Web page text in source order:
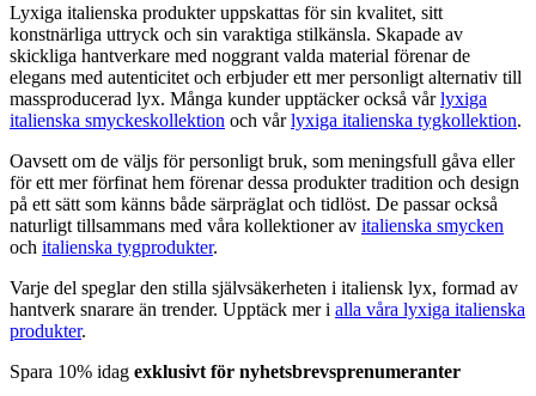
Lyxiga italienska produkter uppskattas för sin kvalitet, sitt
konstnärliga uttryck och sin varaktiga stilkänsla. Skapade av
skickliga hantverkare med noggrant valda material förenar de
elegans med autenticitet och erbjuder ett mer personligt alternativ till
massproducerad lyx. Många kunder upptäcker också vårlyxiga
italienska smyckeskollektion och vårlyxiga italienska tygkollektion.
Oavsett om de väljs för personligt bruk, som meningsfull gåva eller
för ett mer förfinat hem förenar dessa produkter tradition och design
på ett sätt som känns både särpräglat och tidlöst. De passar också
naturligt tillsammans med våra kollektioner av italienska smycken
och italienska tygprodukter.
Varje del speglar den stilla självsäkerheten i italiensk lyx, formad av
hantverk snarare än trender. Upptäck mer i alla våra lyxiga italienska
produkter.
Spara 10% idag exklusivt för nyhetsbrevsprenumeranter